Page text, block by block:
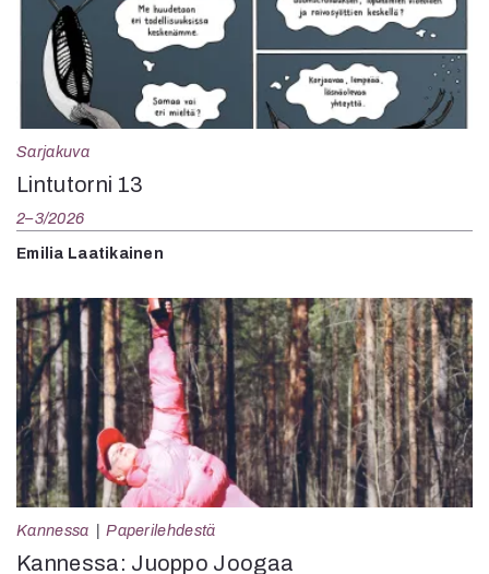
Sarjakuva
Lintutorni 13
2–3/2026
Emilia Laatikainen
Kannessa Paperilehdestä
Kannessa: Juoppo Joogaa